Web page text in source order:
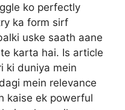
ko perfectly
ka form sirf
uske saath aane
karta hai. Is article
ki duniya mein
mein relevance
kaise ek powerful